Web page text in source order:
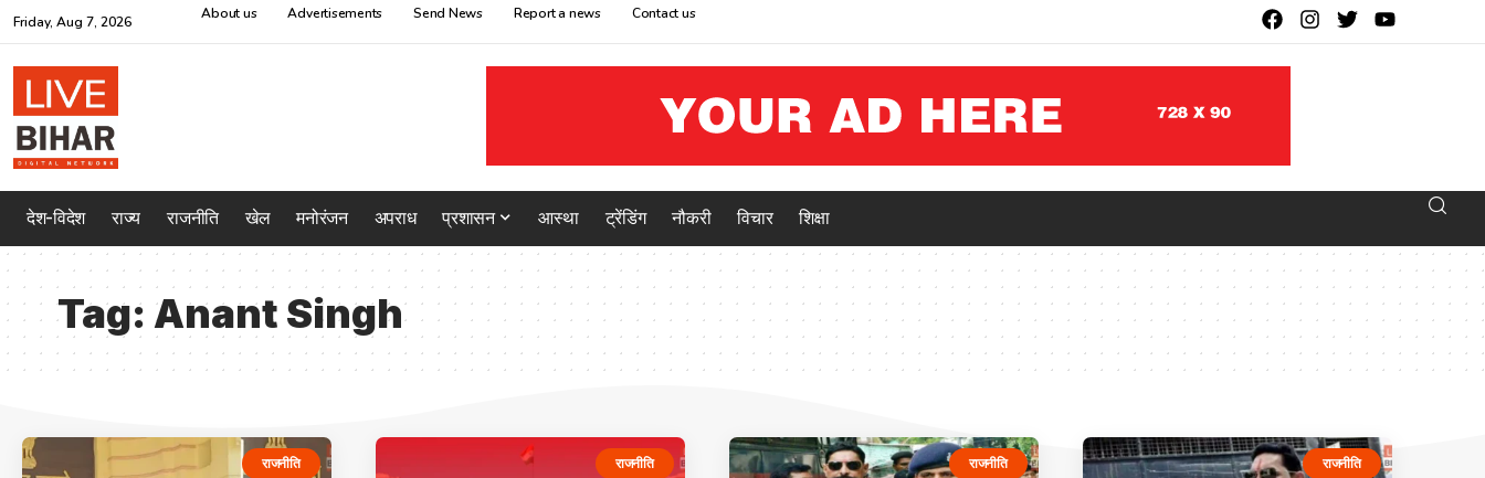
Friday, Aug 7, 2026 About us Advertisements Send News Report a news Contact us
देश-विदेश राज्य राजनीति खेल मनोरंजन अपराध प्रशासन आस्था ट्रेंडिंग नौकरी विचार शिक्षा
Tag: Anant Singh
राजनीति राजनीति राजनीति राजनीति